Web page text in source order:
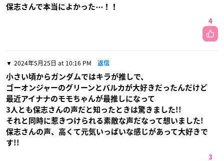
保志さんで本当によかった⋯！！
4
2024年5月25日 at 10:16 PM 返信
小さい頃からガンダムではキラが推しで、
ゴーオンジャーのグリーンとバルカが大好きだったんだけど
最近アイナナのモモちゃんが最推しになって
3人とも保志さんの声だと知ったときは驚きました!!
それと同時に惹きつけられる素敵な声だなって想いました!
保志さんの声、高くて元気いっぱいな感じがあって大好きで
す!!
3